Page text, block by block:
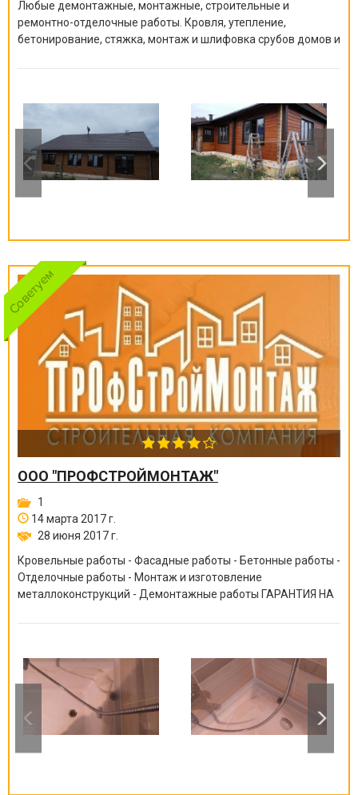
Любые демонтажные, монтажные, строительные и
ремонтно-отделочные работы. Кровля, утепление,
бетонирование, стяжка, монтаж и шлифовка срубов домов и
другое.
ООО "ПРОФСТРОЙМОНТАЖ"
1
14 марта 2017 г.
28 июня 2017 г.
Кровельные работы - Фасадные работы - Бетонные работы -
Отделочные работы - Монтаж и изготовление
металлоконструкций - Демонтажные работы ГАРАНТИЯ НА